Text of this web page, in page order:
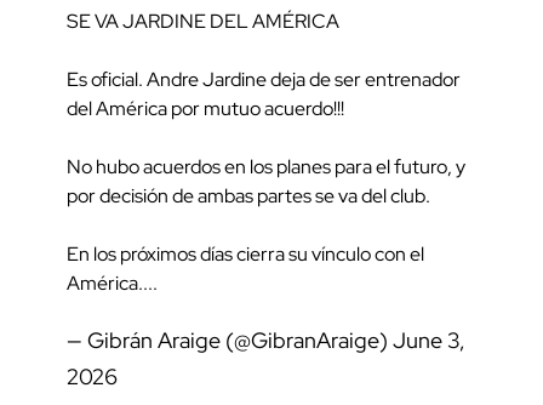
SE VA JARDINE DEL AMÉRICA
Es oficial. Andre Jardine deja de ser entrenador
del América por mutuo acuerdo!!!
No hubo acuerdos en los planes para el futuro, y
por decisión de ambas partes se va del club.
En los próximos días cierra su vínculo con el
América....
— Gibrán Araige (@GibranAraige) June 3,
2026